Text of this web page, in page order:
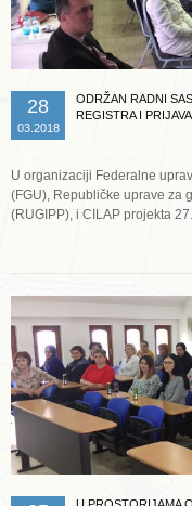
28
03.2018
ODRŽAN RADNI
REGISTRA I
U organizaciji Federalne
(FGU), Republičke uprave za
(RUGIPP), i CILAP projekta